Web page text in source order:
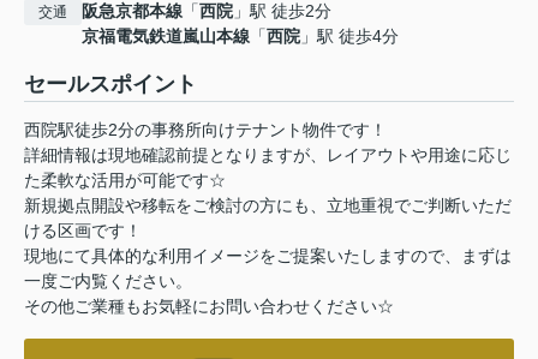
交通 阪急京都本線 「西院 」駅 徒歩2分
京福電気鉄道嵐山本線 「西院 」駅 徒歩4分
セールスポイント
西院駅徒歩2分の事務所向けテナント物件です！
詳細情報は現地確認前提となりますが、レイアウトや用途に応じ
た柔軟な活用が可能です☆
新規拠点開設や移転をご検討の方にも、立地重視でご判断いただ
ける区画です！
現地にて具体的な利用イメージをご提案いたしますので、まずは
一度ご内覧ください。
その他ご業種もお気軽にお問い合わせください☆